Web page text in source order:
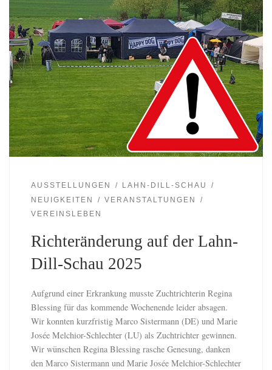
AUSSTELLUNGEN
LAHN-DILL-SCHAU
NEUIGKEITEN
VERANSTALTUNGEN
VEREINSLEBEN
Richteränderung auf der Lahn-
Dill-Schau 2025
Aufgrund einer Erkrankung musste Zuchtrichterin Regina
Blessing für das kommende Wochenende leider absagen.
Wir konnten kurzfristig Marco Sistermann (DE) und Marie
Josée Melchior-Schlechter (LU) als Zuchtrichter gewinnen.
Wir wünschen Regina Blessing rasche Genesung, danken
den Marco Sistermann und Marie Josée Melchior-Schlechter